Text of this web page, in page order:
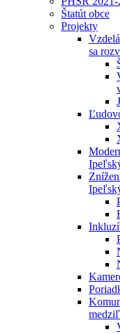
Štatút obce
Projekty
sa